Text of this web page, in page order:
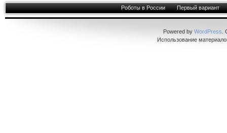
Роботы в России Первый вариант
Powered by WordPress
Использование